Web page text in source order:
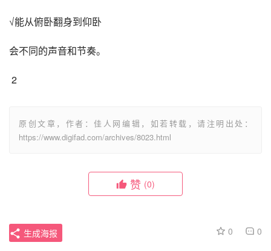
√能从俯卧翻身到仰卧
会不同的声音和节奏。
2
原创文章，作者：佳人网编辑，如若转载，请注明出处：
https://www.digifad.com/archives/8023.html
赞 (0)
0 0
生成海报